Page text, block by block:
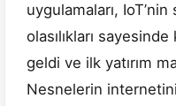
uygulamaları,
olasılıkları
geldi ve ilk yatırım
Nesnelerin